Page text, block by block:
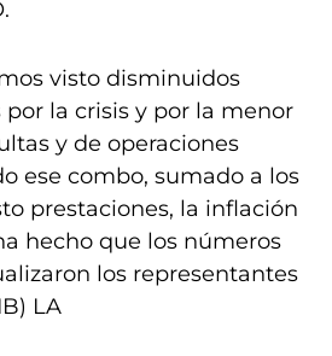
visto disminuidos
la crisis y por la menor
y de operaciones
ese combo, sumado a los
prestaciones, la inflación
hecho que los números
los representantes
LA